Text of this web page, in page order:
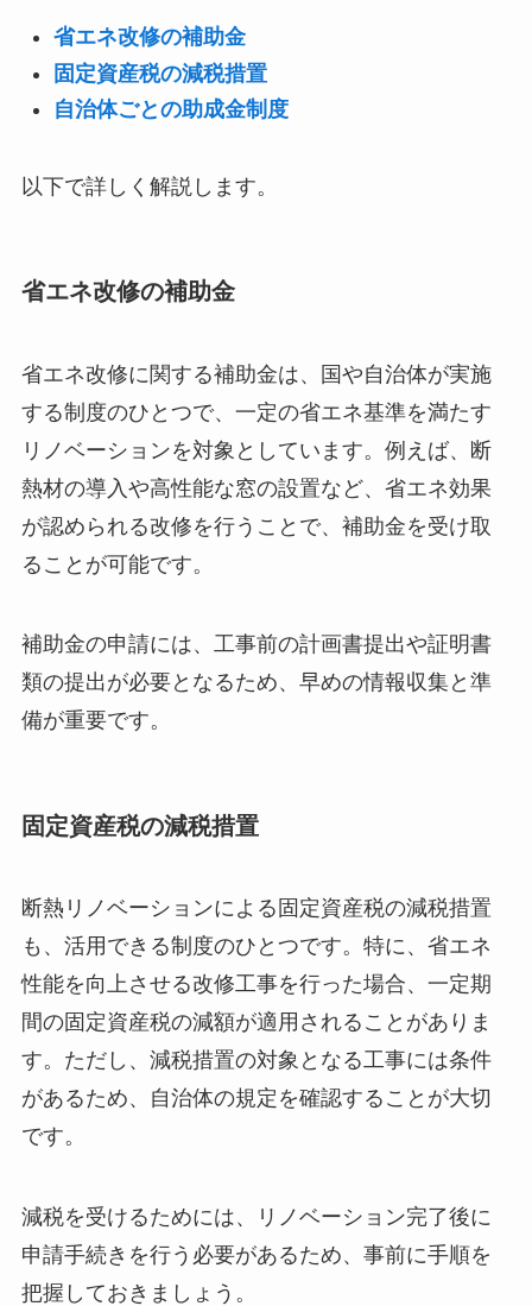
省エネ改修の補助金
固定資産税の減税措置
自治体ごとの助成金制度
以下で詳しく解説します。
省エネ改修の補助金
省エネ改修に関する補助金は、国や自治体が実施
する制度のひとつで、一定の省エネ基準を満たす
リノベーションを対象としています。例えば、断
熱材の導入や高性能な窓の設置など、省エネ効果
が認められる改修を行うことで、補助金を受け取
ることが可能です。
補助金の申請には、工事前の計画書提出や証明書
類の提出が必要となるため、早めの情報収集と準
備が重要です。
固定資産税の減税措置
断熱リノベーションによる固定資産税の減税措置
も、活用できる制度のひとつです。特に、省エネ
性能を向上させる改修工事を行った場合、一定期
間の固定資産税の減額が適用されることがありま
す。ただし、減税措置の対象となる工事には条件
があるため、自治体の規定を確認することが大切
です。
減税を受けるためには、リノベーション完了後に
申請手続きを行う必要があるため、事前に手順を
把握しておきましょう。